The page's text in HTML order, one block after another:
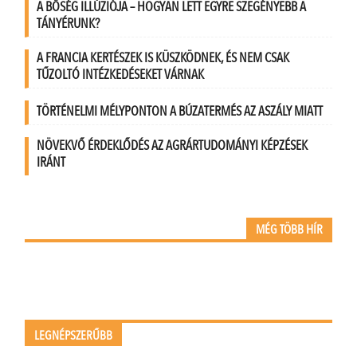
A BŐSÉG ILLÚZIÓJA – HOGYAN LETT EGYRE SZEGÉNYEBB A
TÁNYÉRUNK?
A FRANCIA KERTÉSZEK IS KÜSZKÖDNEK, ÉS NEM CSAK
TŰZOLTÓ INTÉZKEDÉSEKET VÁRNAK
TÖRTÉNELMI MÉLYPONTON A BÚZATERMÉS AZ ASZÁLY MIATT
NÖVEKVŐ ÉRDEKLŐDÉS AZ AGRÁRTUDOMÁNYI KÉPZÉSEK
IRÁNT
MÉG TÖBB HÍR
LEGNÉPSZERŰBB